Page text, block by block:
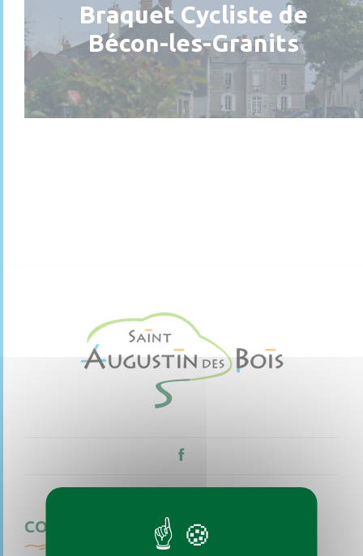
Braquet Cycliste de
Bécon-les-Granits
CONTACTEZ-NOUS